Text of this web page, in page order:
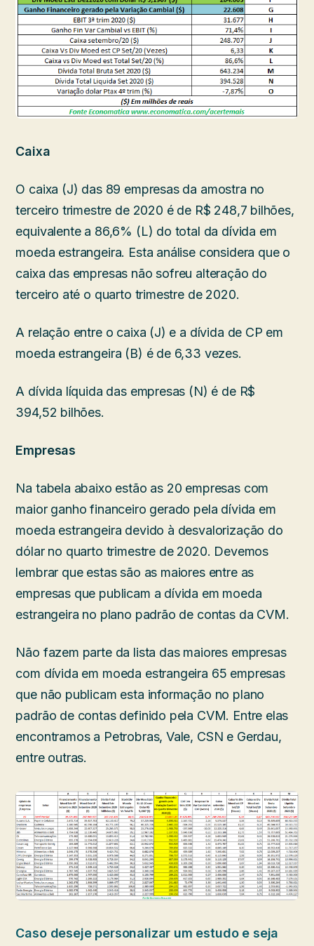
Caixa
O caixa (J) das 89 empresas da amostra no
terceiro trimestre de 2020 é de R$ 248,7 bilhões,
equivalente a 86,6% (L) do total da dívida em
moeda estrangeira. Esta análise considera que o
caixa das empresas não sofreu alteração do
terceiro até o quarto trimestre de 2020.
A relação entre o caixa (J) e a dívida de CP em
moeda estrangeira (B) é de 6,33 vezes.
A dívida líquida das empresas (N) é de R$
394,52 bilhões.
Empresas
Na tabela abaixo estão as 20 empresas com
maior ganho financeiro gerado pela dívida em
moeda estrangeira devido à desvalorização do
dólar no quarto trimestre de 2020. Devemos
lembrar que estas são as maiores entre as
empresas que publicam a dívida em moeda
estrangeira no plano padrão de contas da CVM.
Não fazem parte da lista das maiores empresas
com dívida em moeda estrangeira 65 empresas
que não publicam esta informação no plano
padrão de contas definido pela CVM. Entre elas
encontramos a Petrobras, Vale, CSN e Gerdau,
entre outras.
Caso deseje personalizar um estudo e seja